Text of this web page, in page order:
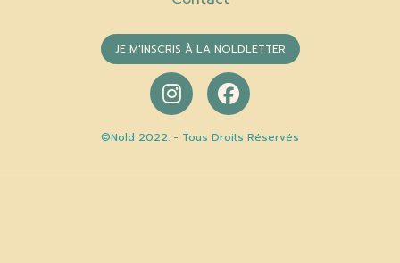
JE M'INSCRIS À LA NOLDLETTER
©Nold 2022. - Tous Droits Réservés